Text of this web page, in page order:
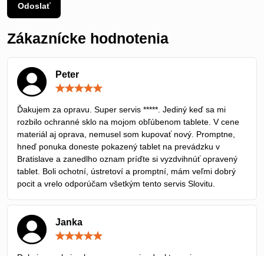
Odoslať
Zákaznícke hodnotenia
Peter
5
Ďakujem za opravu. Super servis *****. Jediný keď sa mi
rozbilo ochranné sklo na mojom obľúbenom tablete. V cene
materiál aj oprava, nemusel som kupovať nový. Promptne,
hneď ponuka doneste pokazený tablet na prevádzku v
Bratislave a zanedlho oznam príďte si vyzdvihnúť opravený
tablet. Boli ochotní, ústretoví a promptní, mám veľmi dobrý
pocit a vrelo odporúčam všetkým tento servis Slovitu.
Janka